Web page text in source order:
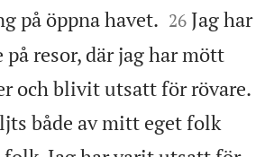
på öppna havet. 

26 Jag har
resor, där jag har mött
och blivit utsatt för rövare.
både av mitt eget folk